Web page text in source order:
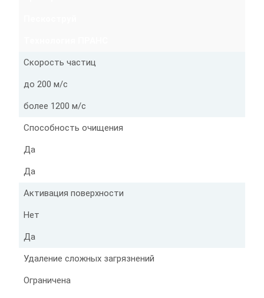
Скорость частиц
до 200 м/с
более 1200 м/с
Способность очищения
Да
Да
Активация поверхности
Нет
Да
Удаление сложных загрязнений
Ограничена